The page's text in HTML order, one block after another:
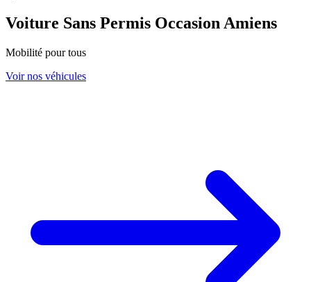
Voiture Sans Permis Occasion Amiens
Mobilité pour tous
Voir nos véhicules